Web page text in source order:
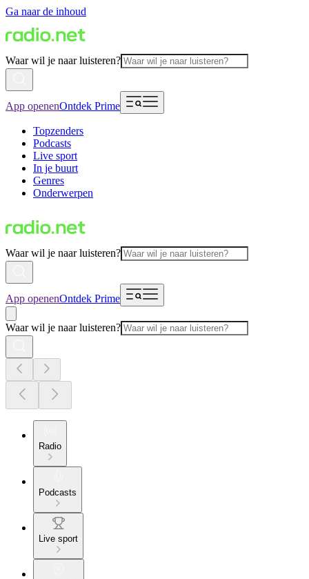
Ga naar de inhoud
Waar wil je naar luisteren?
App openenOntdek Prime
Topzenders
Podcasts
Live sport
In je buurt
Genres
Onderwerpen
Waar wil je naar luisteren?
App openenOntdek Prime
Waar wil je naar luisteren?
Radio
Podcasts
Live sport